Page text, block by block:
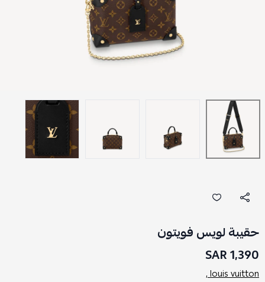
حقيبة لويس فويتون
1,390 SAR
louis vuitton ,